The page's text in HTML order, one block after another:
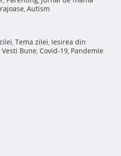
, Autism
, Tema zilei, Iesirea din
Vesti Bune, Covid-19, Pandemie